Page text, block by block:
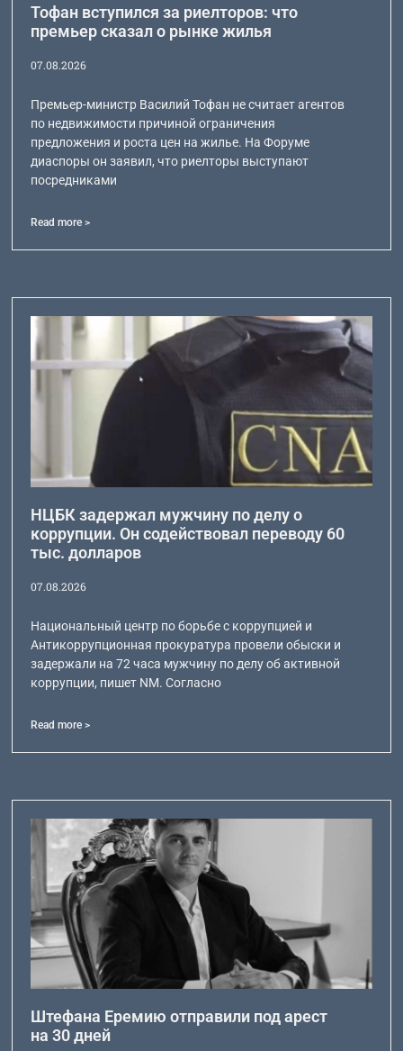
Тофан вступился за риелторов: что
премьер сказал о рынке жилья
07.08.2026
Премьер-министр Василий Тофан не считает агентов
по недвижимости причиной ограничения
предложения и роста цен на жилье. На Форуме
диаспоры он заявил, что риелторы выступают
посредниками
Read more >
НЦБК задержал мужчину по делу о
коррупции. Он содействовал переводу 60
тыс. долларов
07.08.2026
Национальный центр по борьбе с коррупцией и
Антикоррупционная прокуратура провели обыски и
задержали на 72 часа мужчину по делу об активной
коррупции, пишет NM. Согласно
Read more >
Штефана Еремию отправили под арест
на 30 дней